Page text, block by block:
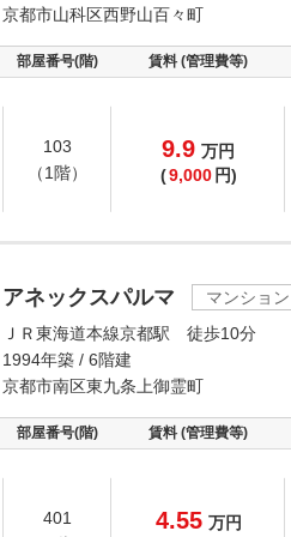
京都市山科区西野山百々町
部屋番号(階) 賃料 (管理費等)
103
（1階）
9.9 万円
(9,000 円)
アネックスパルマ
マンション
ＪＲ東海道本線京都駅 徒歩10分
1994年築 / 6階建
京都市南区東九条上御霊町
部屋番号(階) 賃料 (管理費等)
401
4.55 万円